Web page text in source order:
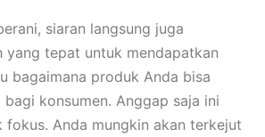
siaran langsung juga
yang tepat untuk mendapatkan
bagaimana produk Anda bisa
konsumen. Anggap saja ini
fokus. Anda mungkin akan terkejut